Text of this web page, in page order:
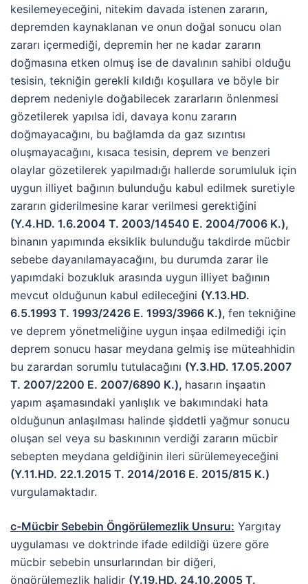
kesilemeyeceğini, nitekim davada istenen zararın,
depremden kaynaklanan ve onun doğal sonucu olan
zararı içermediği, depremin her ne kadar zararın
doğmasına etken olmuş ise de davalının sahibi olduğu
tesisin, tekniğin gerekli kıldığı koşullara ve böyle bir
deprem nedeniyle doğabilecek zararların önlenmesi
gözetilerek yapılsa idi, davaya konu zararın
doğmayacağını, bu bağlamda da gaz sızıntısı
oluşmayacağını, kısaca tesisin, deprem ve benzeri
olaylar gözetilerek yapılmadığı hallerde sorumluluk için
uygun illiyet bağının bulunduğu kabul edilmek suretiyle
zararın giderilmesine karar verilmesi gerektiğini
(Y.4.HD. 1.6.2004 T. 2003/14540 E. 2004/7006 K.),
binanın yapımında eksiklik bulunduğu takdirde mücbir
sebebe dayanılamayacağını, bu durumda zarar ile
yapımdaki bozukluk arasında uygun illiyet bağının
mevcut olduğunun kabul edileceğini (Y.13.HD.
6.5.1993 T. 1993/2426 E. 1993/3966 K.), fen tekniğine
ve deprem yönetmeliğine uygun inşaa edilmediği için
deprem sonucu hasar meydana gelmiş ise müteahhidin
bu zarardan sorumlu tutulacağını (Y.3.HD. 17.05.2007
T. 2007/2200 E. 2007/6890 K.), hasarın inşaatın
yapım aşamasındaki yanlışlık ve bakımındaki hata
olduğunun anlaşılması halinde şiddetli yağmur sonucu
oluşan sel veya su baskınının verdiği zararın mücbir
sebepten meydana geldiğinin ileri sürülemeyeceğini
(Y.11.HD. 22.1.2015 T. 2014/2016 E. 2015/815 K.)
vurgulamaktadır.
c-Mücbir Sebebin Öngörülemezlik Unsuru: Yargıtay
uygulaması ve doktrinde ifade edildiği üzere göre
mücbir sebebin unsurlarından bir diğeri,
öngörülemezlik halidir (Y.19.HD. 24.10.2005 T.